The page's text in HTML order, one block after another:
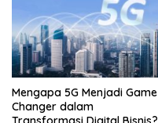
Mengapa 5G Menjadi Game
Changer dalam